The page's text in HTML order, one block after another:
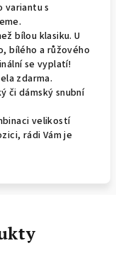
variantu s
bílou klasiku. U
bílého a růžového
se vyplatí!
zdarma.
či dámský snubní
velikostí
rádi Vám je